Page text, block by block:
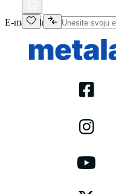
E-mail adresa